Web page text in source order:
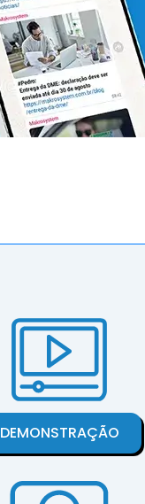
DEMONSTRAÇÃO